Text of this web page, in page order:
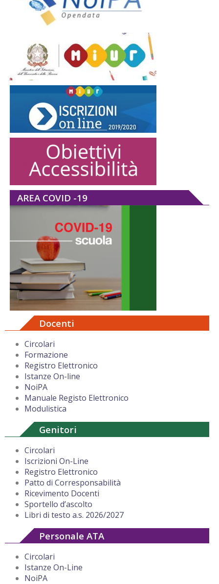
AREA COVID -19
Docenti
Circolari
Formazione
Registro Elettronico
Istanze On-line
NoiPA
Manuale Registo Elettronico
Modulistica
Genitori
Circolari
Iscrizioni On-Line
Registro Elettronico
Patto di Corresponsabilità
Ricevimento Docenti
Sportello d’ascolto
Libri di testo a.s. 2026/2027
Personale ATA
Circolari
Istanze On-Line
NoiPA